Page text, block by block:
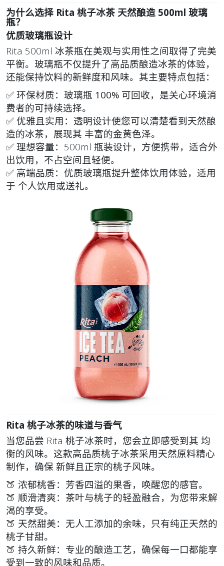
为什么选择 Rita 桃子冰茶 天然酿造 500ml 玻璃
瓶？
优质玻璃瓶设计
Rita 500ml 冰茶瓶在美观与实用性之间取得了完美
平衡。玻璃瓶不仅提升了高品质酿造冰茶的体验，
还能保持饮料的新鲜度和风味。其主要特点包括：
✅ 环保材质：玻璃瓶 100% 可回收，是关心环境消
费者的可持续选择。
✅ 优雅且实用 ：透明设计使您可以清楚看到天然酿
造的冰茶，展现其 丰富的金黄色泽。
✅ 理想容量：500ml 瓶装设计，方便携带，适合外
出饮用，不占空间且轻便。
✅ 高端品质：优质玻璃瓶提升整体饮用体验，适用
于 个人饮用或送礼。
Rita 桃子冰茶的味道与香气
当您品尝 Rita 桃子冰茶时，您会立即感受到其 均
衡的风味。这款高品质桃子冰茶采用天然原料精心
制作，确保 新鲜且正宗的桃子风味。
🍑 浓郁桃香：芳香四溢的果香，唤醒您的感官。
🍑 顺滑清爽：茶叶与桃子的轻盈融合，为您带来解
渴的享受。
🍑 天然甜美：无人工添加的余味，只有纯正天然的
桃子甘甜。
🍑 持久新鲜：专业的酿造工艺，确保每一口都能享
受到一致的风味和品质。